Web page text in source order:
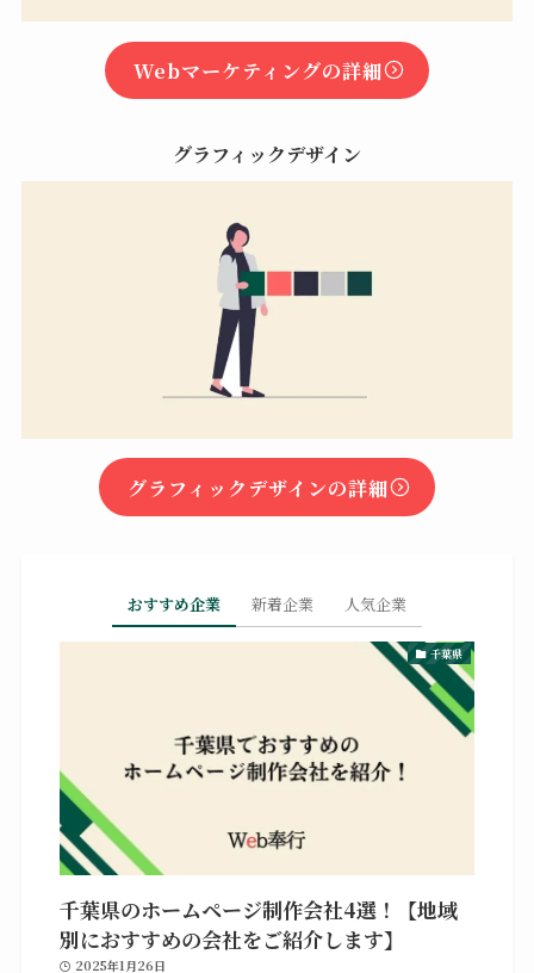
Webマーケティングの詳細
グラフィックデザイン
グラフィックデザインの詳細
おすすめ企業 新着企業 人気企業
千葉県
千葉県のホームページ制作会社4選！【地域
別におすすめの会社をご紹介します】
2025年1月26日